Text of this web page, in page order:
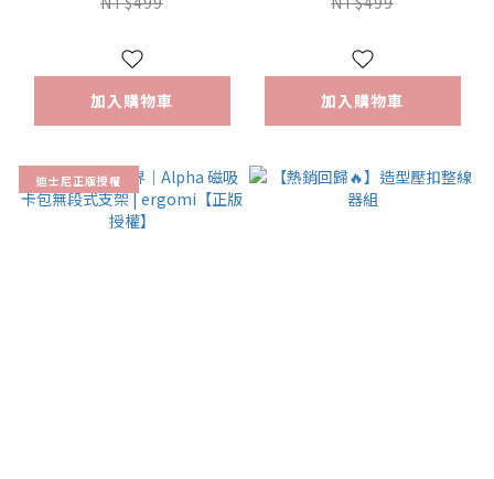
加入購物車 加入購物車
迪士尼正版授權